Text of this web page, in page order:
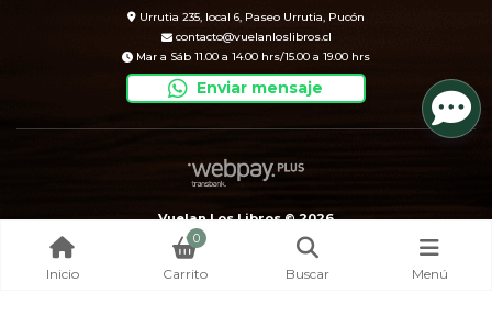
Urrutia 235, local 6, Paseo Urrutia, Pucón
contacto@vuelanloslibros.cl
Mar a Sáb 11.00 a 14.00 hrs/15.00 a 19.00 hrs
Enviar mensaje
Vuelan Los Libros © 2026
Creado por
Bsale
Inicio
0
Carrito Buscar Menú